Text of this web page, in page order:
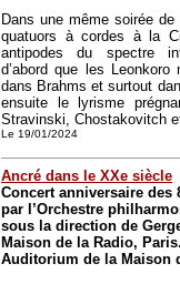
Dans une même soirée
quatuors à cordes à la
antipodes du spectre
d’abord que les Leonkoro
dans Brahms et surtout
ensuite le lyrisme
Stravinski, Chostakovitch
Le 19/01/2024
Ancré dans le XXe siècle
Concert anniversaire des
par l’Orchestre
sous la direction de
Maison de la Radio,
Auditorium de la Maison